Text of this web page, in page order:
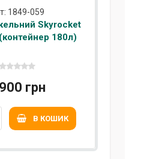
1849-059
Skyrocket
180л)
грн
В КОШИК